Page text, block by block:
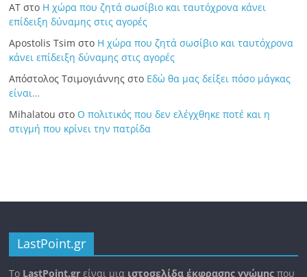
ΑΤ στο Η χώρα που ζητά σωσίβιο και ταυτόχρονα κάνει
επίδειξη δύναμης στις αγορές
Apostolis Tsim στο Η χώρα που ζητά σωσίβιο και ταυτόχρονα
κάνει επίδειξη δύναμης στις αγορές
Απόστολος Τσιμογιάννης στο Εδώ θα μας δείξει πόσο μάγκας
είναι…
Mihalatou στο Ο πολιτικός που δεν ελέγχθηκε ποτέ και η
στιγμή που κρίνει την πατρίδα
LastPoint.gr
To LastPoint.gr είναι μια ιστοσελίδα έκφρασης γνώμης που